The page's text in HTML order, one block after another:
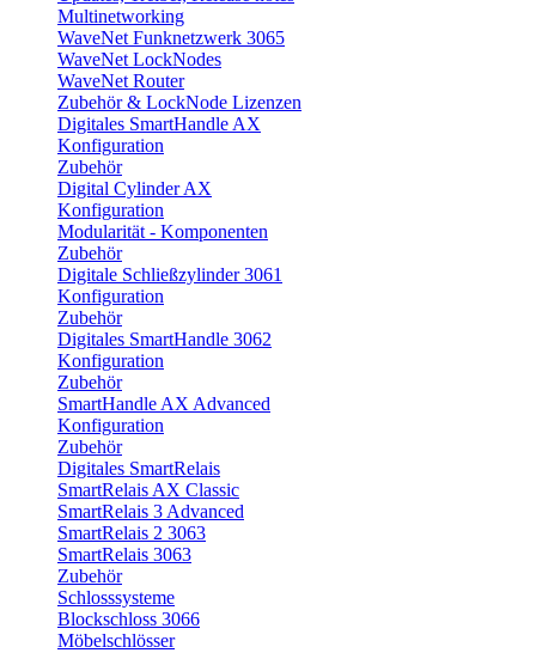
Multinetworking
WaveNet Funknetzwerk 3065
WaveNet LockNodes
WaveNet Router
Zubehör & LockNode Lizenzen
Digitales SmartHandle AX
Konfiguration
Zubehör
Digital Cylinder AX
Konfiguration
Modularität - Komponenten
Zubehör
Digitale Schließzylinder 3061
Konfiguration
Zubehör
Digitales SmartHandle 3062
Konfiguration
Zubehör
SmartHandle AX Advanced
Konfiguration
Zubehör
Digitales SmartRelais
SmartRelais AX Classic
SmartRelais 3 Advanced
SmartRelais 2 3063
SmartRelais 3063
Zubehör
Schlosssysteme
Blockschloss 3066
Möbelschlösser